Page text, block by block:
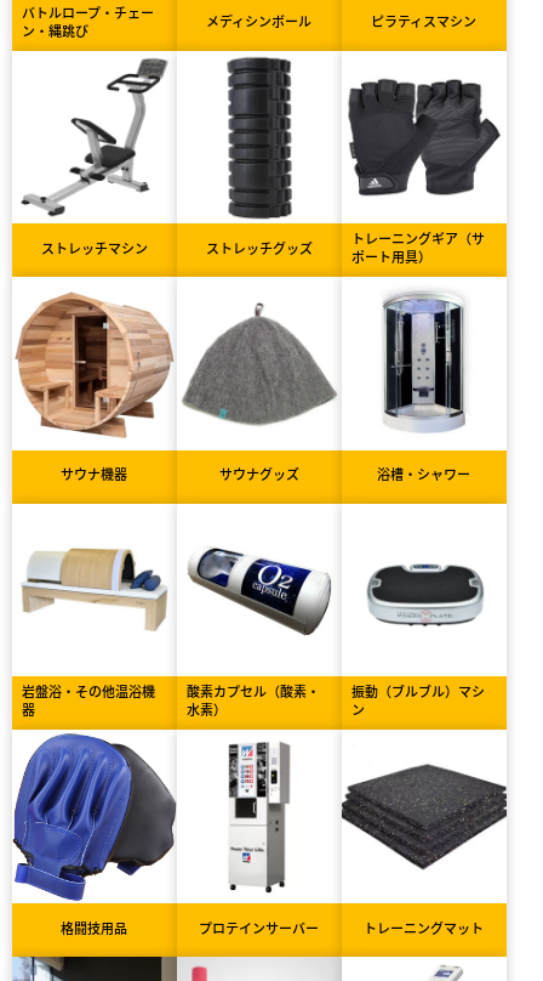
バトルロープ・チェー
ン・縄跳び
メディシンボール ピラティスマシン
ストレッチマシン ストレッチグッズ
トレーニングギア（サ
ポート用具）
サウナ機器 サウナグッズ 浴槽・シャワー
岩盤浴・その他温浴機
器
酸素カプセル（酸素・
水素）
振動（ブルブル）マシ
ン
格闘技用品 プロテインサーバー トレーニングマット